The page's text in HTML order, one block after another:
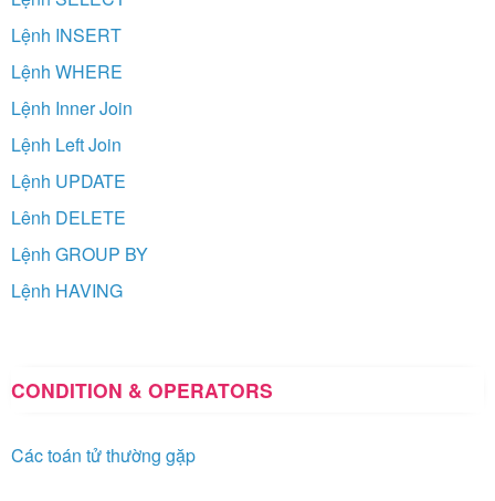
Lệnh INSERT
Lệnh WHERE
Lệnh Inner Join
Lệnh Left Join
Lệnh UPDATE
Lênh DELETE
Lệnh GROUP BY
Lệnh HAVING
CONDITION & OPERATORS
Các toán tử thường gặp